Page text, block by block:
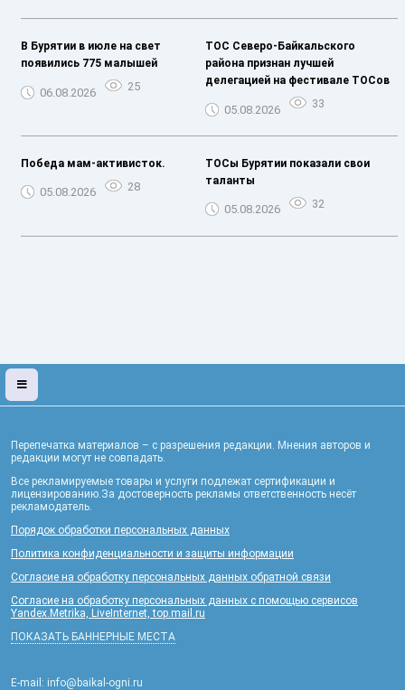
В Бурятии в июле на свет
появились 775 малышей
06.08.2026 25
ТОС Северо-Байкальского
района признан лучшей
делегацией на фестивале ТОСов
05.08.2026 33
Победа мам-активисток.
05.08.2026 28
ТОСы Бурятии показали свои
таланты
05.08.2026 32
Перепечатка материалов – с разрешения редакции. Мнения авторов и
редакции могут не совпадать.
Все рекламируемые товары и услуги подлежат сертификации и
лицензированию.За достоверность рекламы ответственность несёт
рекламодатель.
Порядок обработки персональных данных
Политика конфиденциальности и защиты информации
Согласие на обработку персональных данных обратной связи
Согласие на обработку персональных данных с помощью сервисов
Yandex.Metrika, LiveInternet, top.mail.ru
ПОКАЗАТЬ БАННЕРНЫЕ МЕСТА
E-mail: info@baikal-ogni.ru